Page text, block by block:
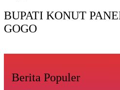
BUPATI KONUT
GOGO
Berita Populer